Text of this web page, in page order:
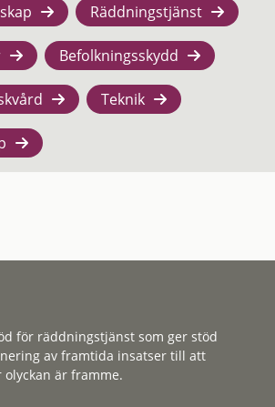
Räddningstjänst
Befolkningsskydd
Teknik
för räddningstjänst som ger stöd
av framtida insatser till att
är framme.